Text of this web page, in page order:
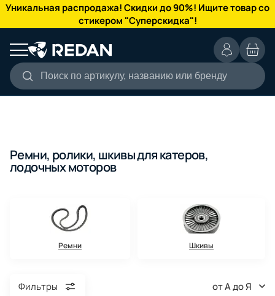
Уникальная распродажа! Скидки до 90%! Ищите товар со
стикером "Суперскидка"!
Поиск по артикулу, названию или бренду
КАТАЛОГ
Ремни, ролики, шкивы для катеров,
лодочных моторов
Ремни Шкивы
Фильтры от А до Я